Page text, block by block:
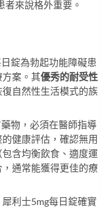
者來說格外重要。
錠為勃起功能障礙患
方案。其優秀的耐受性
復自然性生活模式的族
物，必須在醫師指導
健康評估，確認無用
含均衡飲食、適度運
通常能獲得更佳的療
犀利士5mg每日錠確實